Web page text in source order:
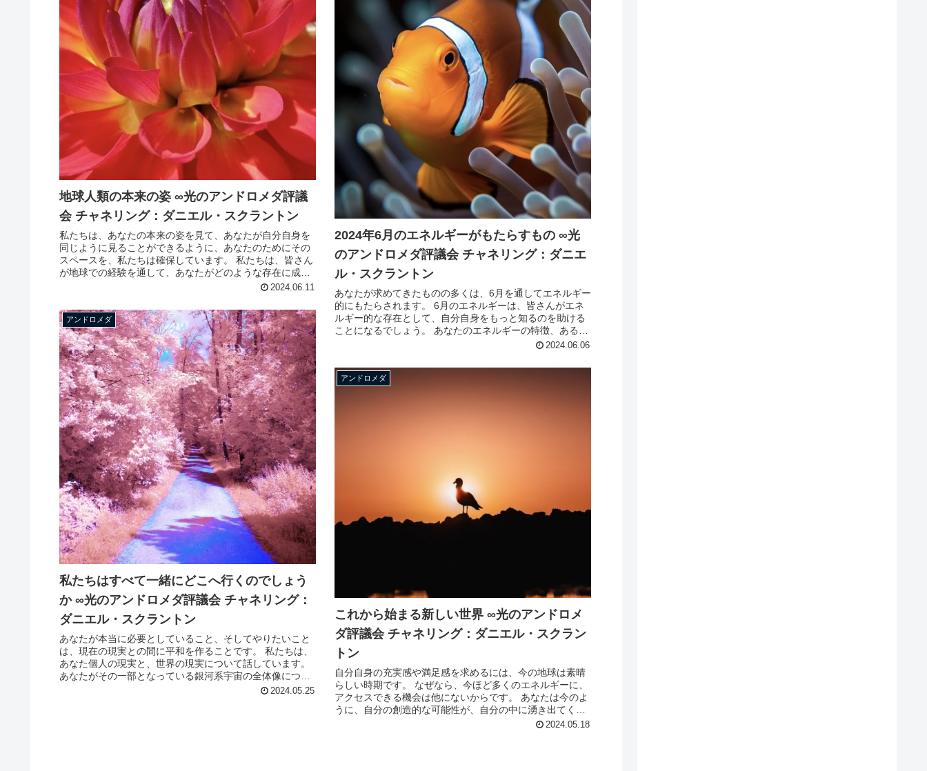
地球人類の本来の姿 ∞光のアンドロメダ評議
会 チャネリング：ダニエル・スクラントン
私たちは、あなたの本来の姿を見て、あなたが自分自身を
同じように見ることができるように、あなたのためにその
スペースを、私たちは確保しています。 私たちは、皆さん
が地球での経験を通して、あなたがどのような存在に成長
2024.06.11
2024年6月のエネルギーがもたらすもの ∞光
のアンドロメダ評議会 チャネリング：ダニエ
ル・スクラントン
あなたが求めてきたものの多くは、6月を通してエネルギー
的にもたらされます。 6月のエネルギーは、皆さんがエネ
ルギー的な存在として、自分自身をもっと知るのを助ける
ことになるでしょう。 あなたのエネルギーの特徴、あるい
2024.06.06
アンドロメダ
私たちはすべて一緒にどこへ行くのでしょう
か ∞光のアンドロメダ評議会 チャネリング：
ダニエル・スクラントン
あなたが本当に必要としていること、そしてやりたいこと
は、現在の現実との間に平和を作ることです。 私たちは、
あなた個人の現実と、世界の現実について話しています。
あなたがその一部となっている銀河系宇宙の全体像につい
2024.05.25
アンドロメダ
これから始まる新しい世界 ∞光のアンドロメ
ダ評議会 チャネリング：ダニエル・スクラン
トン
自分自身の充実感や満足感を求めるには、今の地球は素晴
らしい時期です。 なぜなら、今ほど多くのエネルギーに、
アクセスできる機会は他にないからです。 あなたは今のよ
うに、自分の創造的な可能性が、自分の中に湧き出てくる
2024.05.18